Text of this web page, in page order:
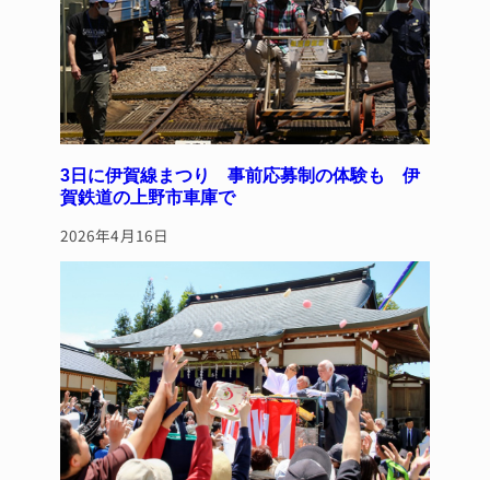
3日に伊賀線まつり 事前応募制の体験も 伊
賀鉄道の上野市車庫で
2026年4月16日